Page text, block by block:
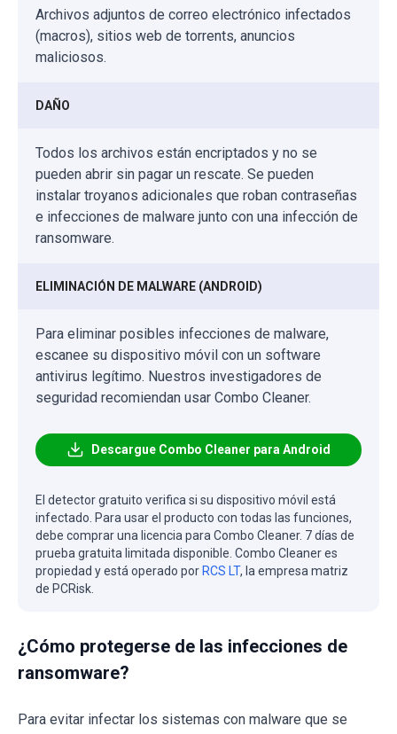
Archivos adjuntos de correo electrónico infectados
(macros), sitios web de torrents, anuncios
maliciosos.
DAÑO
Todos los archivos están encriptados y no se
pueden abrir sin pagar un rescate. Se pueden
instalar troyanos adicionales que roban contraseñas
e infecciones de malware junto con una infección de
ransomware.
ELIMINACIÓN DE MALWARE (ANDROID)
Para eliminar posibles infecciones de malware,
escanee su dispositivo móvil con un software
antivirus legítimo. Nuestros investigadores de
seguridad recomiendan usar Combo Cleaner.
Descargue Combo Cleaner para Android
El detector gratuito verifica si su dispositivo móvil está
infectado. Para usar el producto con todas las funciones,
debe comprar una licencia para Combo Cleaner. 7 días de
prueba gratuita limitada disponible. Combo Cleaner es
propiedad y está operado porRCS LT, la empresa matriz
de PCRisk.
¿Cómo protegerse de las infecciones de
ransomware?
Para evitar infectar los sistemas con malware que se